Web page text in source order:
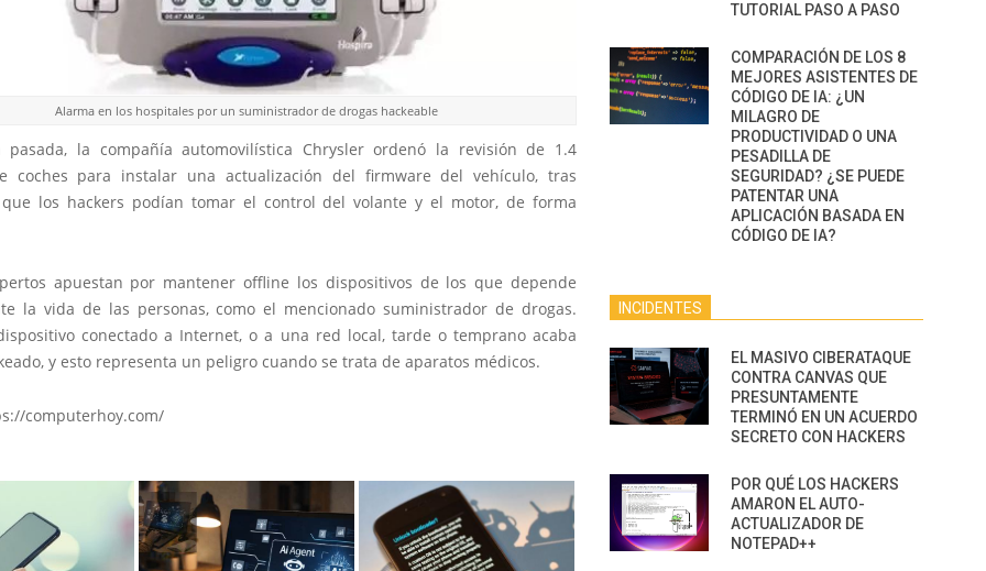
Alarma en los hospitales por un suministrador de drogas hackeable
pasada, la compañía automovilística Chrysler ordenó la revisión de 1.4
coches para instalar una actualización del firmware del vehículo, tras
los hackers podían tomar el control del volante y el motor, de forma
apuestan por mantener offline los dispositivos de los que depende
la vida de las personas, como el mencionado suministrador de drogas.
conectado a Internet, o a una red local, tarde o temprano acaba
y esto representa un peligro cuando se trata de aparatos médicos.
computerhoy.com/
TUTORIAL PASO A PASO
COMPARACIÓN DE LOS 8
MEJORES ASISTENTES DE
CÓDIGO DE IA: ¿UN
MILAGRO DE
PRODUCTIVIDAD O UNA
PESADILLA DE
SEGURIDAD? ¿SE PUEDE
PATENTAR UNA
APLICACIÓN BASADA EN
CÓDIGO DE IA?
INCIDENTES
EL MASIVO CIBERATAQUE
CONTRA CANVAS QUE
PRESUNTAMENTE
TERMINÓ EN UN ACUERDO
SECRETO CON HACKERS
POR QUÉ LOS HACKERS
AMARON EL AUTO-
ACTUALIZADOR DE
NOTEPAD++